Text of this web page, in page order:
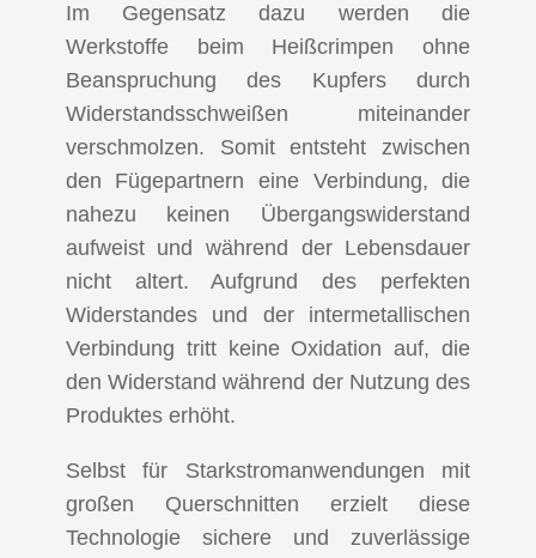
Im Gegensatz dazu werden die
Werkstoffe beim Heißcrimpen ohne
Beanspruchung des Kupfers durch
Widerstandsschweißen miteinander
verschmolzen. Somit entsteht zwischen
den Fügepartnern eine Verbindung, die
nahezu keinen Übergangswiderstand
aufweist und während der Lebensdauer
nicht altert. Aufgrund des perfekten
Widerstandes und der intermetallischen
Verbindung tritt keine Oxidation auf, die
den Widerstand während der Nutzung des
Produktes erhöht.
Selbst für Starkstromanwendungen mit
großen Querschnitten erzielt diese
Technologie sichere und zuverlässige